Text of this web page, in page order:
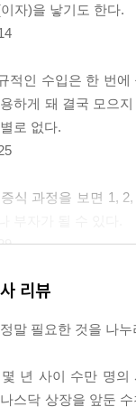
자)을 낳기도 한다.
적인 수입은 한 번
하게 돼 결국 모으
로 없다.
식 과정을 보면 1,
스크가 크면 손실
성도 증가하고 손실
리뷰
말 필요한 것을 나
년 사이 수만 명의
스닥 상장을 앞둔